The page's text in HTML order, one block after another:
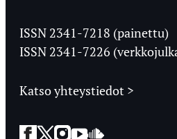
Ylioppilaslehti
ISSN 2341-7218 (painettu)
ISSN 2341-7226
Katso yhteystiedot >
Facebook
Twitter
Instagram
YouTube
SoundCloud